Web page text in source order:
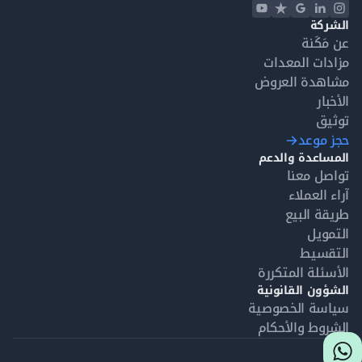
الشركة
عن مَكَنة
مزادات المعدات
مشاهدة العروض
الأخبار
توثيق
حجز موعد
المساعدة والدعم
تواصل معنا
آراء العملاء
طريقة البيع
التمويل
التقسيط
الأسئلة المتكررة
الشؤون القانونية
سياسة الخصوصية
الشروط والأحكام